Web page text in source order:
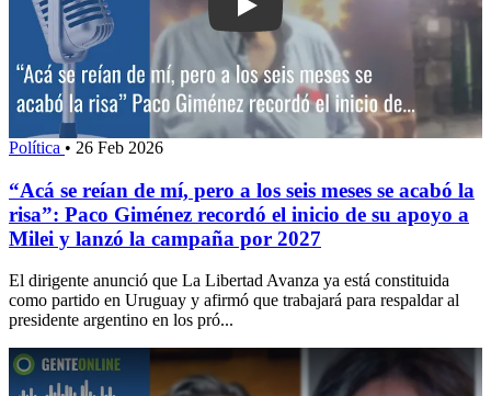
Play: “Acá se reían de mí, pero a los
Política • 26 Feb 2026
“Acá se reían de mí, pero a los seis meses se acabó la
risa”: Paco Giménez recordó el inicio de su apoyo a
Milei y lanzó la campaña por 2027
El dirigente anunció que La Libertad Avanza ya está constituida
como partido en Uruguay y afirmó que trabajará para respaldar al
presidente argentino en los pró...